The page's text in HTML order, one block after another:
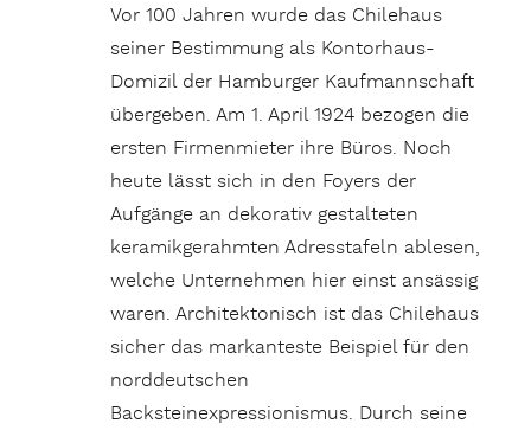
Vor 100 Jahren wurde das Chilehaus
seiner Bestimmung als Kontorhaus-
Domizil der Hamburger Kaufmannschaft
übergeben. Am 1. April 1924 bezogen die
ersten Firmenmieter ihre Büros. Noch
heute lässt sich in den Foyers der
Aufgänge an dekorativ gestalteten
keramikgerahmten Adresstafeln ablesen,
welche Unternehmen hier einst ansässig
waren. Architektonisch ist das Chilehaus
sicher das markanteste Beispiel für den
norddeutschen
Backsteinexpressionismus. Durch seine